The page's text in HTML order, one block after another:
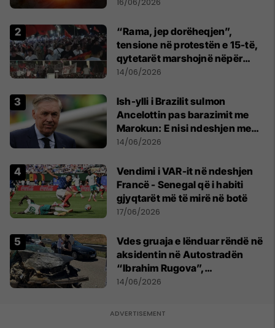
“Rama, jep dorëheqjen”,
tensione në protestën e 15-të,
qytetarët marshojnë nëpër
kryeqytet
14/06/2026
Ish-ylli i Brazilit sulmon
Ancelottin pas barazimit me
Marokun: E nisi ndeshjen me
formacionin e gabuar
14/06/2026
Vendimi i VAR-it në ndeshjen
Francë - Senegal që i habiti
gjyqtarët më të mirë në botë
17/06/2026
Vdes gruaja e lënduar rëndë në
aksidentin në Autostradën
“Ibrahim Rugova”,
bashkëshorti në gjendje të
14/06/2026